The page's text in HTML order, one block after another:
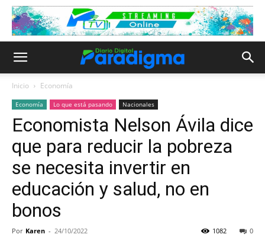
Inicio Economía
Economía Lo que está pasando Nacionales
Economista Nelson Ávila dice
que para reducir la pobreza
se necesita invertir en
educación y salud, no en
bonos
Por Karen - 24/10/2022 0
1082